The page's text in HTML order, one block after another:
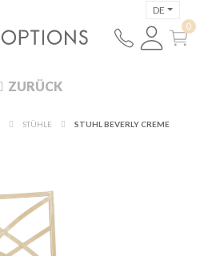
DE
ZURÜCK
STÜHLE STUHL BEVERLY CREME